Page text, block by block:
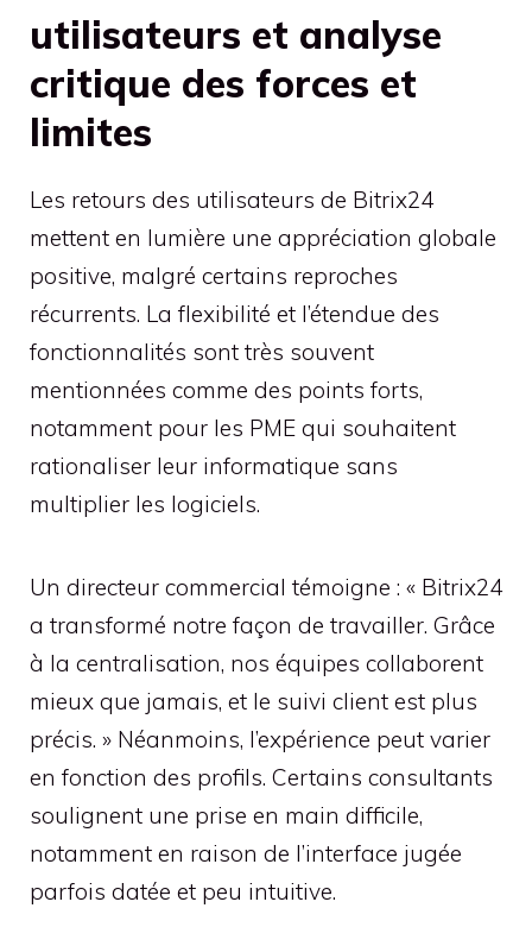
utilisateurs et analyse
critique des forces et
limites
Les retours des utilisateurs de Bitrix24
mettent en lumière une appréciation globale
positive, malgré certains reproches
récurrents. La flexibilité et l’étendue des
fonctionnalités sont très souvent
mentionnées comme des points forts,
notamment pour les PME qui souhaitent
rationaliser leur informatique sans
multiplier les logiciels.
Un directeur commercial témoigne : « Bitrix24
a transformé notre façon de travailler. Grâce
à la centralisation, nos équipes collaborent
mieux que jamais, et le suivi client est plus
précis. » Néanmoins, l’expérience peut varier
en fonction des profils. Certains consultants
soulignent une prise en main difficile,
notamment en raison de l’interface jugée
parfois datée et peu intuitive.